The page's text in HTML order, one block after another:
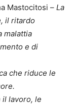
Mastocitosi – La
il ritardo
malattia
e di
che riduce le
lavoro, le